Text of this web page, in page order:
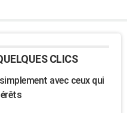
CLICS
avec ceux qui